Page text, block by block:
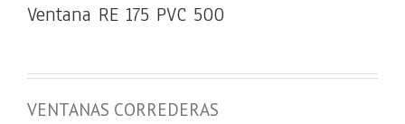
Ventana RE 175 PVC 500
VENTANAS CORREDERAS